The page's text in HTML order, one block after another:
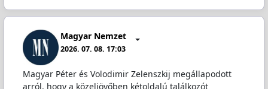
Magyar Nemzet
2026. 07. 08. 17:03
Magyar Péter és Volodimir Zelenszkij megállapodott
arról, hogy a közeljövőben kétoldalú találkozót